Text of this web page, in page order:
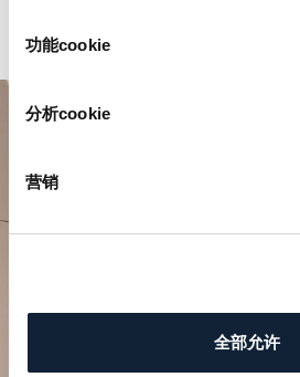
功能cookie
分析cookie
营销
全部允许
規劃您的非
於我們的精品店探索寶璣